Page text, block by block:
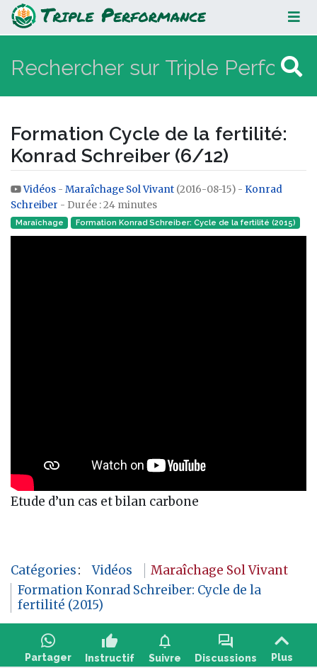
Formation Cycle de la fertilité:
Konrad Schreiber (6/12)
Formation Cycle de la fertilité:
Konrad Schreiber (6/12)
Aller à :navigation,rechercher
Vidéos - Maraîchage Sol Vivant (2016-08-15) - Konrad
Schreiber - Durée : 24 minutes
Maraîchage Formation Konrad Schreiber: Cycle de la fertilité (2015)
Etude d’un cas et bilan carbone
Catégories: Vidéos
Maraîchage Sol Vivant
Formation Konrad Schreiber: Cycle de la
fertilité (2015)
Partager
thumb_up
Instructif
notifications
Suivre
forum
Discussions Plus